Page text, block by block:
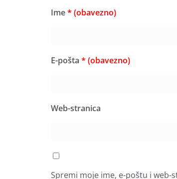
Ime* (obavezno)
E-pošta * (obavezno)
Web-stranica
Spremi moje ime, e-poštu i